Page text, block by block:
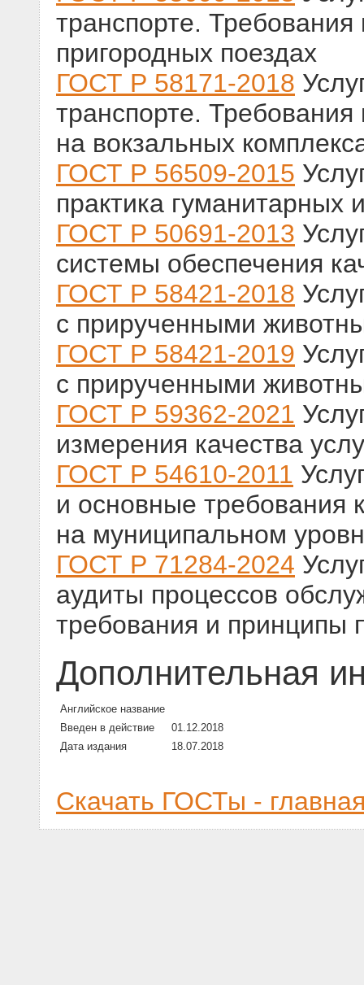
транспорте.
пригородных поездах
ГОСТ Р 58171-2018
транспорте.
на вокзальных
ГОСТ Р 56509-2015
практика гуманитарных
ГОСТ Р 50691-2013
системы обеспечения
ГОСТ Р 58421-2018
с прирученными
ГОСТ Р 58421-2019
с прирученными
ГОСТ Р 59362-2021
измерения качества
ГОСТ Р 54610-2011
и основные требования
на муниципальном
ГОСТ Р 71284-2024
аудиты процессов
требования и принципы
Дополнительная
Английское название
Введен в действие
01.12.2018
Дата издания
18.07.2018
Скачать ГОСТы -